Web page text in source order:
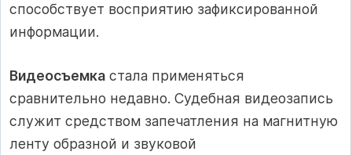
способствует восприятию зафиксированной
информации.
Видеосъемка стала применяться
сравнительно недавно. Судебная видеозапись
служит средством запечатления на магнитную
ленту образной и звуковой